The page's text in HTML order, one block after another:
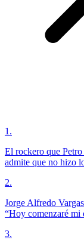
1 .
El rockero que
admite que no hizo
2.
Jorge Alfredo
“Hoy comenzaré mi
3.